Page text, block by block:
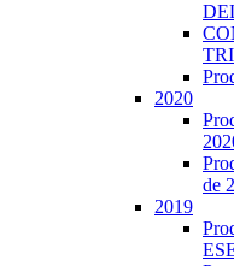
2020
de
2019